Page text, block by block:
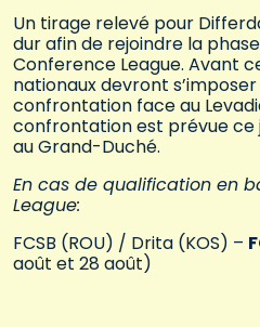
Un tirage relevé pour
dur afin de rejoindre la
Conference League. Avant
nationaux devront
confrontation face au
confrontation est prévue ce
au Grand-Duché.
En cas de qualification en
League:
FCSB (ROU) / Drita (KOS) –
août et 28 août)